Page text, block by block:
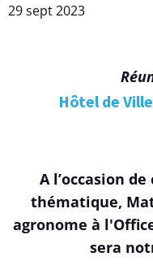
29 sept 2023
Hôtel de
A l’occasion
thématique,
agronome à
sera